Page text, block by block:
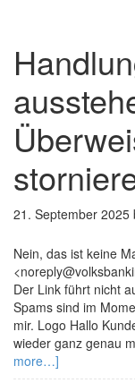
21. September 2025
Nein, das ist keine
Der Link führt nicht
Spams sind im
mir. Logo Hallo
wieder ganz genau
more…]